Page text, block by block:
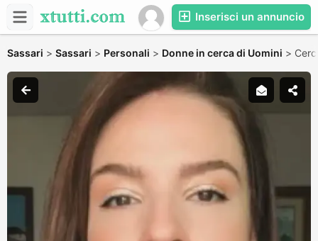
Inserisci un annuncio
Sassari > Sassari > Personali > Donne in cerca di Uomini >